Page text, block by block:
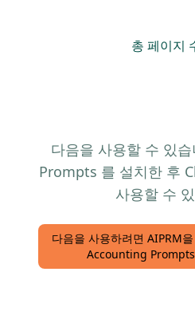
총 페이지
다음을 사용할 수 있
Prompts 를 설치한 후
사용할 수
다음을 사용하려면 AIPRM
Accounting